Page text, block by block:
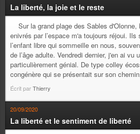
La liberté, la joie et le reste
Sur la grand plage des Sables d'Olonne,
enivrés par l’espace m'a toujours réjoui.
l’enfant libre qui sommeille en nous,
de l’âge adulte. Vendredi dernier, j'en ai vu
particulièrement génial. De type colley
congénère qui se présentait sur son
Écrit parThierry
20/09/2020
La liberté et le sentiment de liberté